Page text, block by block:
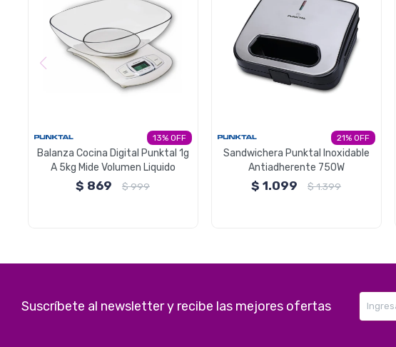
13
Balanza Cocina Digital Punktal 1g
A 5kg Mide Volumen Liquido
$ 869 $999
21
Sandwichera Punktal Inoxidable
Antiadherente 750W
$ 1.099 $1.399
Suscríbete al newsletter y recibe las mejores ofertas